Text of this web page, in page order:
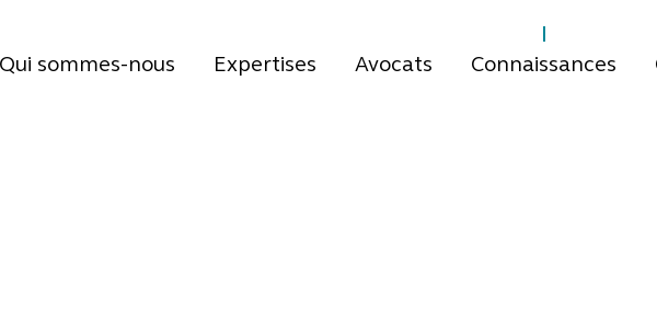
Qui sommes-nous Expertises Avocats Connaissances